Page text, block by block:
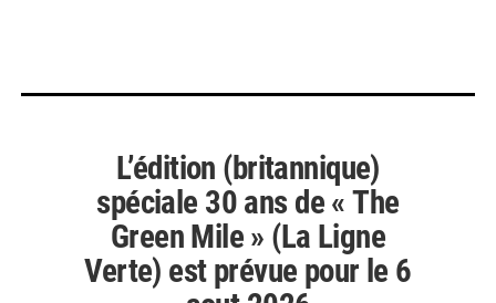
L’édition (britannique)
spéciale 30 ans de « The
Green Mile » (La Ligne
Verte) est prévue pour le 6